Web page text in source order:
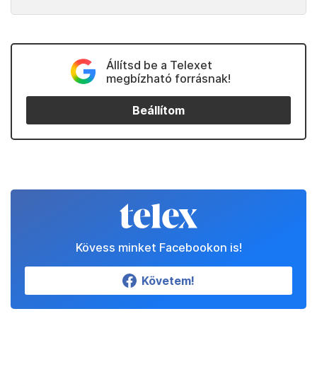
Állítsd be a Telexet
megbízható forrásnak!
Beállítom
Kövess minket Facebookon is!
Követem!